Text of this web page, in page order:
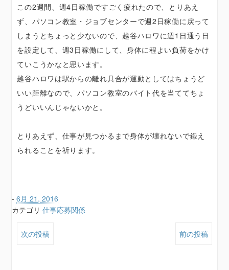
この2週間、週4日稼働ですごく疲れたので、とりあえ
ず、パソコン教室・ジョブセンターで週2日稼働に戻って
しまうとちょっと少ないので、越谷ハロワに週1日通う日
を設定して、週3日稼働にして、身体に程よい負荷をかけ
ていこうかなと思います。
越谷ハロワは駅からの離れ具合が運動としてはちょうど
いい距離なので、パソコン教室のバイト代を当ててちょ
うどいいんじゃないかと。
とりあえず、仕事が見つかるまで身体が壊れないで鍛え
られることを祈ります。
-6月 21, 2016
カテゴリ仕事応募関係
次の投稿 前の投稿